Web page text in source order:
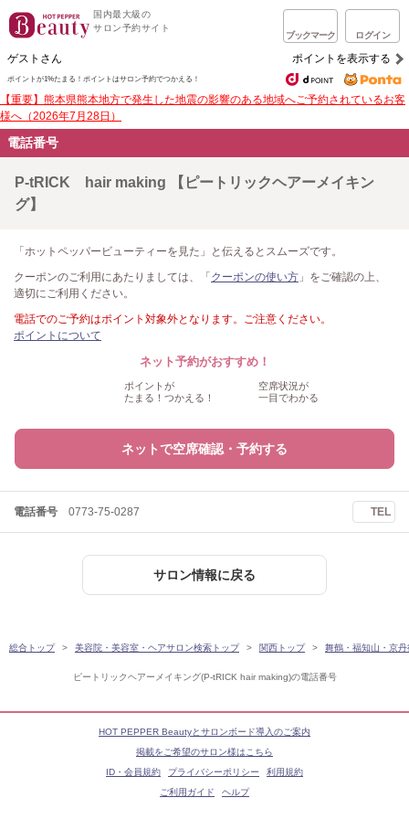
国内最大級の
サロン予約サイト
ブックマーク ログイン
ゲストさん ポイントを表示する
ポイントが1%たまる！ ポイントはサロン予約でつかえる！
【重要】熊本県熊本地方で発生した地震の影響のある地域へご予約されているお客
様へ（2026年7月28日）
電話番号
ピートリックヘアーメイキング(P-tRICK hair making)の電話番号
P-tRICK hair making 【ピートリックヘアーメイキン
グ】
「ホットペッパービューティーを見た」と伝えるとスムーズです。
クーポンのご利用にあたりましては、「 クーポンの使い方 」をご確認の上、
適切にご利用ください。
電話でのご予約はポイント対象外となります。ご注意ください。
ポイントについて
ネット予約がおすすめ！
ポイントが
たまる！つかえる！
空席状況が
一目でわかる
ネットで空席確認・予約する
電話番号 0773-75-0287 TEL
サロン情報に戻る
総合トップ 美容院・美容室・ヘアサロン検索トップ 関西トップ 舞鶴・福知山・京
HOT PEPPER Beautyとサロンボード導入のご案内
掲載をご希望のサロン様はこちら
ID・会員規約
プライバシーポリシー
利用規約
ご利用ガイド
ヘルプ